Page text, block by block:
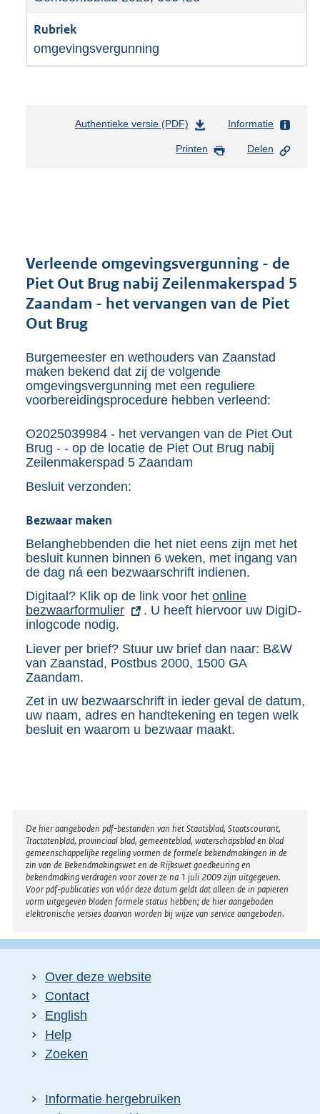
omgevingsvergunning
Authentieke versie (PDF)
s
r
o
t
1
9
1
Informatie
Printen Delen
Verleende omgevingsvergunning - de
Piet Out Brug nabij Zeilenmakerspad 5
Zaandam - het vervangen van de Piet
Out Brug
Burgemeester en wethouders van Zaanstad
maken bekend dat zij de volgende
omgevingsvergunning met een reguliere
voorbereidingsprocedure hebben verleend:
O2025039984 - het vervangen van de Piet Out
Brug - - op de locatie de Piet Out Brug nabij
Zeilenmakerspad 5 Zaandam
Besluit verzonden:
Bezwaar maken
Belanghebbenden die het niet eens zijn met het
besluit kunnen binnen 6 weken, met ingang van
de dag ná een bezwaarschrift indienen.
Digitaal? Klik op de link voor het E
x
r
n
l
i
n
online
bezwaarformulier
. U heeft hiervoor uw DigiD-
inlogcode nodig.
Liever per brief? Stuur uw brief dan naar: B&W
van Zaanstad, Postbus 2000, 1500 GA
Zaandam.
Zet in uw bezwaarschrift in ieder geval de datum,
uw naam, adres en handtekening en tegen welk
besluit en waarom u bezwaar maakt.
Disclaimer
De hier aangeboden pdf-bestanden van het Staatsblad, Staatscourant,
Tractatenblad, provinciaal blad, gemeenteblad, waterschapsblad en blad
gemeenschappelijke regeling vormen de formele bekendmakingen in de
zin van de Bekendmakingswet en de Rijkswet goedkeuring en
bekendmaking verdragen voor zover ze na 1 juli 2009 zijn uitgegeven.
Voor pdf-publicaties van vóór deze datum geldt dat alleen de in papieren
vorm uitgegeven bladen formele status hebben; de hier aangeboden
elektronische versies daarvan worden bij wijze van service aangeboden.
Over deze website
Contact
English
Help
Zoeken
Informatie hergebruiken